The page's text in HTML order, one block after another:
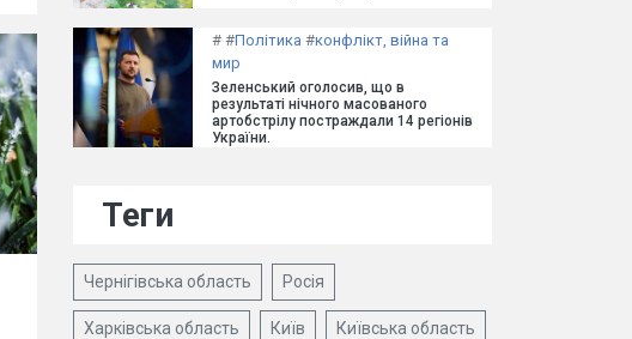
# #Політика #конфлікт, війна та
мир
Зеленський оголосив, що в
результаті нічного масованого
артобстрілу постраждали 14 регіонів
України.
Теги
Чернігівська область Росія
Харківська область Київ Київська область